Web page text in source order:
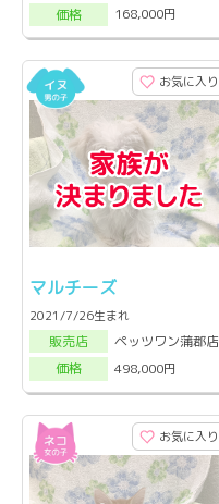
価格
168,000円
お気に入り
マルチーズ
2021/7/26生まれ
販売店
ペッツワン蒲郡店
価格
498,000円
お気に入り